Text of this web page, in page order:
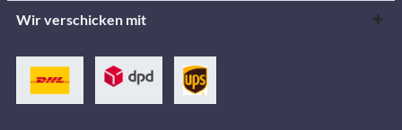
Wir verschicken mit